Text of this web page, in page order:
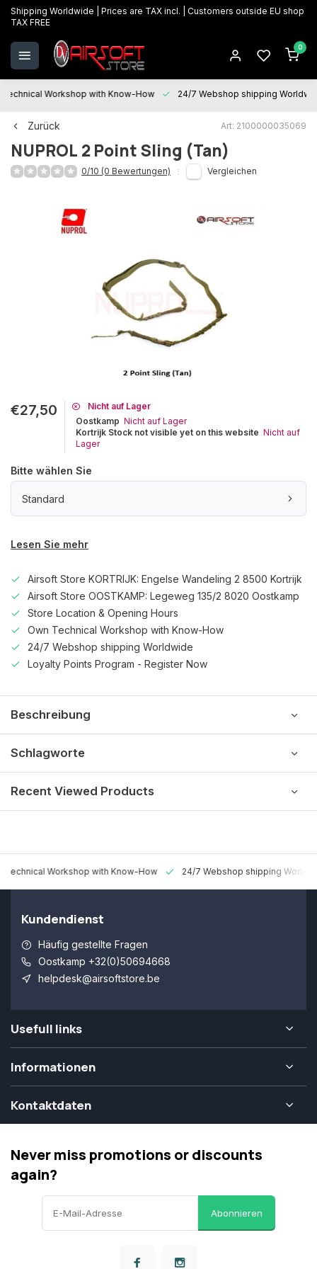
Shipping Worldwide | Prices are TAX incl. | Customers outside EU shop
TAX FREE
0
Technical Workshop with Know-How 24/7 Webshop shipping
Zurück Art: 2100000035069
NUPROL 2 Point Sling (Tan)
0/10 (0 Bewertungen) Vergleichen
€27,50
Nicht auf Lager
Oostkamp Nicht auf Lager
Kortrijk Stock not visible yet on this website Nicht auf
Lager
Bitte wählen Sie
Standard
Lesen Sie mehr
Airsoft Store KORTRIJK: Engelse Wandeling 2 8500 Kortrijk
Airsoft Store OOSTKAMP: Legeweg 135/2 8020 Oostkamp
Store Location & Opening Hours
Own Technical Workshop with Know-How
24/7 Webshop shipping Worldwide
Loyalty Points Program - Register Now
Beschreibung
Schlagworte
Recent Viewed Products
Technical Workshop with Know-How 24/7 Webshop shipping
Kundendienst
Häufig gestellte Fragen
Oostkamp +32(0)50694668
helpdesk@airsoftstore.be
Usefull links
Informationen
Kontaktdaten
Never miss promotions or discounts
again?
Abonnieren